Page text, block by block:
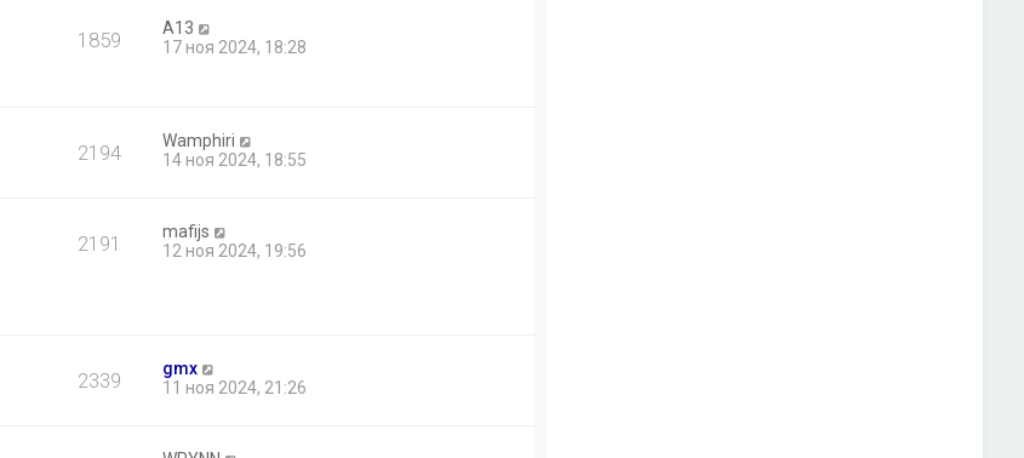
1859
A13
17 ноя 2024, 18:28
2194
Wamphiri
14 ноя 2024, 18:55
2191
mafijs
12 ноя 2024, 19:56
2339
gmx
11 ноя 2024, 21:26